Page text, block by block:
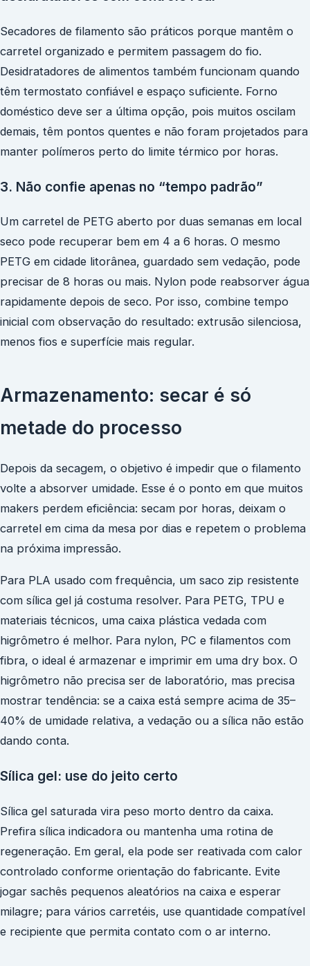
Secadores de filamento são práticos porque mantêm o
carretel organizado e permitem passagem do fio.
Desidratadores de alimentos também funcionam quando
têm termostato confiável e espaço suficiente. Forno
doméstico deve ser a última opção, pois muitos oscilam
demais, têm pontos quentes e não foram projetados para
manter polímeros perto do limite térmico por horas.
3. Não confie apenas no “tempo padrão”
Um carretel de PETG aberto por duas semanas em local
seco pode recuperar bem em 4 a 6 horas. O mesmo
PETG em cidade litorânea, guardado sem vedação, pode
precisar de 8 horas ou mais. Nylon pode reabsorver água
rapidamente depois de seco. Por isso, combine tempo
inicial com observação do resultado: extrusão silenciosa,
menos fios e superfície mais regular.
Armazenamento: secar é só
metade do processo
Depois da secagem, o objetivo é impedir que o filamento
volte a absorver umidade. Esse é o ponto em que muitos
makers perdem eficiência: secam por horas, deixam o
carretel em cima da mesa por dias e repetem o problema
na próxima impressão.
Para PLA usado com frequência, um saco zip resistente
com sílica gel já costuma resolver. Para PETG, TPU e
materiais técnicos, uma caixa plástica vedada com
higrômetro é melhor. Para nylon, PC e filamentos com
fibra, o ideal é armazenar e imprimir em uma dry box. O
higrômetro não precisa ser de laboratório, mas precisa
mostrar tendência: se a caixa está sempre acima de 35–
40% de umidade relativa, a vedação ou a sílica não estão
dando conta.
Sílica gel: use do jeito certo
Sílica gel saturada vira peso morto dentro da caixa.
Prefira sílica indicadora ou mantenha uma rotina de
regeneração. Em geral, ela pode ser reativada com calor
controlado conforme orientação do fabricante. Evite
jogar sachês pequenos aleatórios na caixa e esperar
milagre; para vários carretéis, use quantidade compatível
e recipiente que permita contato com o ar interno.